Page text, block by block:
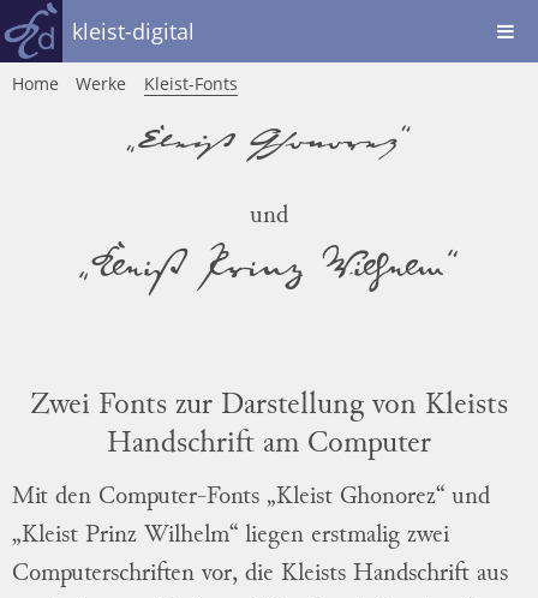
kleist-digital
Home Werke Kleist-Fonts
„Kleist Ghonorez“
und
„Kleist Prinz Wilhelm“
Zwei Fonts zur Darstellung von Kleists
Handschrift am Computer
Mit den Computer-Fonts „Kleist Ghonorez“ und
„Kleist Prinz Wilhelm“ liegen erstmalig zwei
Computerschriften vor, die Kleists Handschrift aus